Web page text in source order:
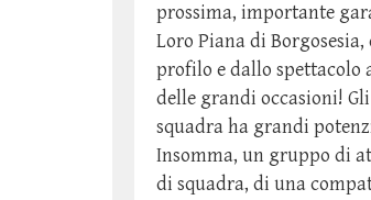
prossima, importante
Loro Piana di
profilo e dallo spettacolo
delle grandi occasioni!
squadra ha grandi
Insomma, un gruppo di
di squadra, di una